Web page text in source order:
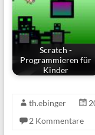
Scratch -
Programmieren für
Kinder
th.ebinger
2 Kommentare